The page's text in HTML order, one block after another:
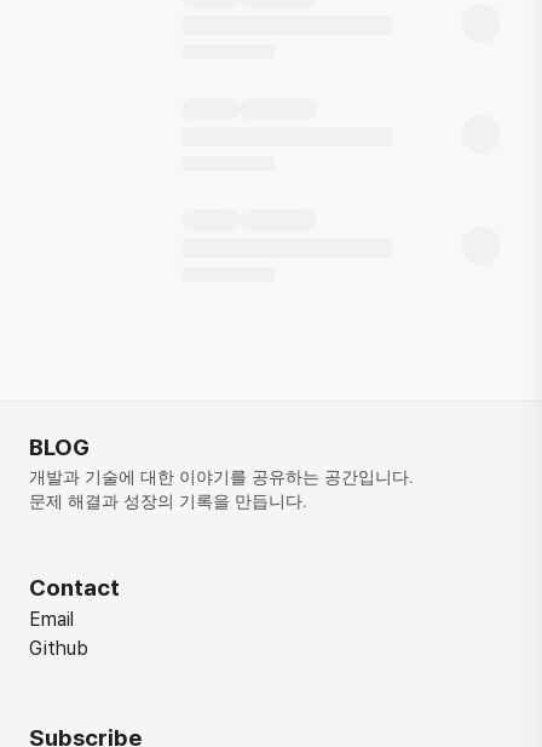
BLOG
개발과 기술에 대한 이야기를 공유하는 공간입니다.
문제 해결과 성장의 기록을 만듭니다.
Contact
Email
Github
Subscribe